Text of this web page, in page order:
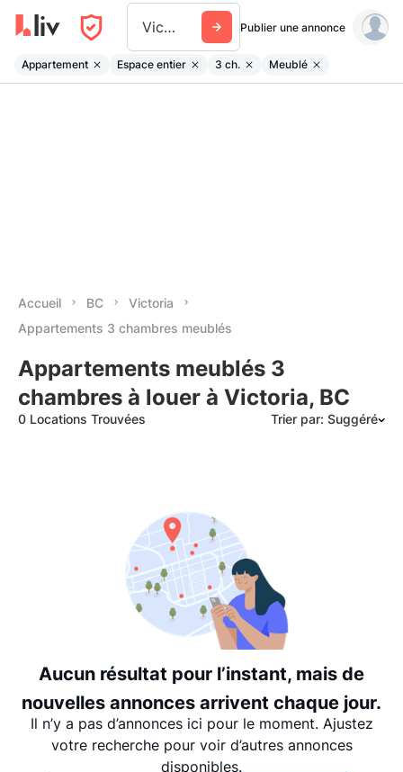
Victoria Publier une annonce
Appartement Espace entier 3 ch. Meublé
Accueil BC
Victoria
Appartements 3 chambres meublés
Appartements meublés 3
chambres à louer à Victoria, BC
0 Locations Trouvées Trier par: Suggéré
Date: les plus anciens d’abord
Aucun résultat pour l’instant, mais de
nouvelles annonces arrivent chaque jour.
Il n’y a pas d’annonces ici pour le moment. Ajustez
votre recherche pour voir d’autres annonces
disponibles.